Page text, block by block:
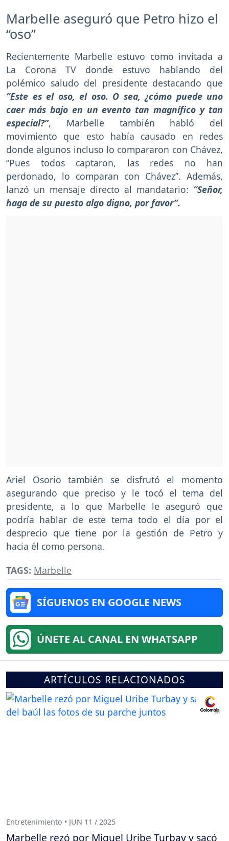
Marbelle aseguró que Petro hizo el
“oso”
Recientemente Marbelle estuvo como invitada a
La Corona TV donde estuvo hablando del
polémico saludo del presidente destacando que
“Este es el oso, el oso. O sea, ¿cómo puede uno
caer más bajo en un evento tan magnífico y tan
especial?”, Marbelle también habló del
movimiento que esto había causado en redes
donde algunos incluso lo compararon con Chávez,
“Pues todos captaron, las redes no han
perdonado, lo comparan con Chávez”. Además,
lanzó un mensaje directo al mandatario: “Señor,
haga de su puesto algo digno, por favor”.
Ariel Osorio también se disfrutó el momento
asegurando que preciso y le tocó el tema del
presidente, a lo que Marbelle le aseguró que
podría hablar de este tema todo el día por el
desprecio que tiene por la gestión de Petro y
hacia él como persona.
TAGS: Marbelle
SÍGUENOS EN GOOGLE NEWS
ÚNETE AL CANAL EN WHATSAPP
ARTÍCULOS RELACIONADOS
Entretenimiento • JUN 11 / 2025
Marbelle rezó por Miguel Uribe Turbay y sacó